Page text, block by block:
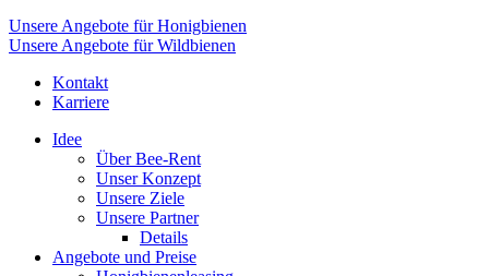
Unsere Angebote für Honigbienen
Unsere Angebote für Wildbienen
Kontakt
Karriere
Idee
Über Bee-Rent
Unser Konzept
Unsere Ziele
Unsere Partner
Details
Angebote und Preise